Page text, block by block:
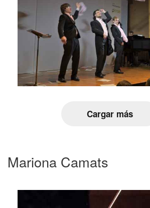
Cargar más
Mariona Camats